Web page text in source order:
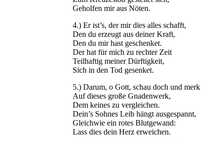
Geholfen mir aus Nöten.
4.) Er ist’s, der mir dies alles schafft,
Den du erzeugt aus deiner Kraft,
Den du mir hast geschenket.
Der hat für mich zu rechter Zeit
Teilhaftig meiner Dürftigkeit,
Sich in den Tod gesenket.
5.) Darum, o Gott, schau doch und merk
Auf dieses große Gnadenwerk,
Dem keines zu vergleichen.
Dein’s Sohnes Leib hängt ausgespannt,
Gleichwie ein rotes Blutgewand:
Lass dies dein Herz erweichen.